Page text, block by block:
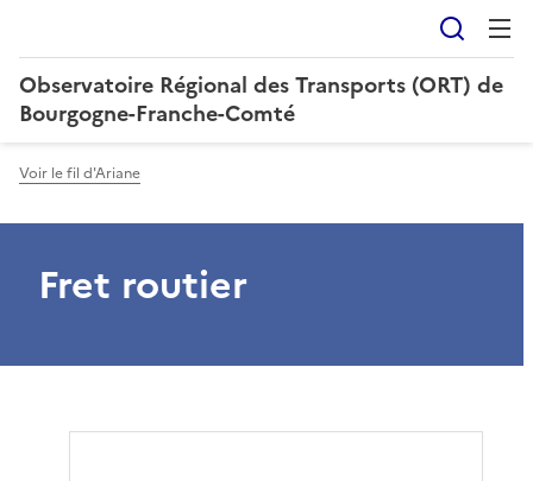
Observatoire Régional des Transports (ORT) de
Bourgogne-Franche-Comté
Voir le fil d'Ariane
Fret routier